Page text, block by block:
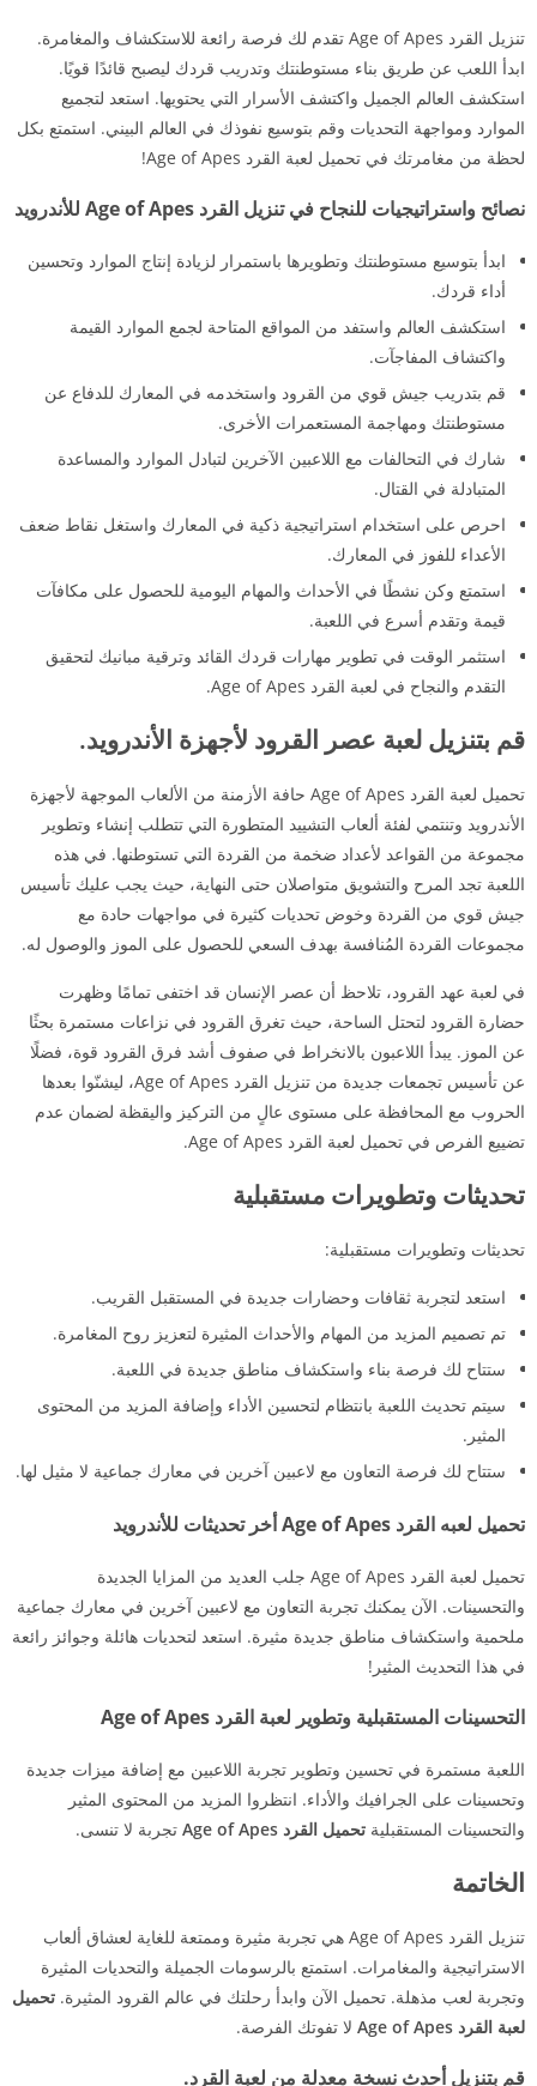
تنزيل القرد Age of Apes تقدم لك فرصة رائعة للاستكشاف والمغامرة.
ابدأ اللعب عن طريق بناء مستوطنتك وتدريب قردك ليصبح قائدًا قويًا.
استكشف العالم الجميل واكتشف الأسرار التي يحتويها. استعد لتجميع
الموارد ومواجهة التحديات وقم بتوسيع نفوذك في العالم البيني. استمتع بكل
لحظة من مغامرتك في تحميل لعبة القرد Age of Apes!
نصائح واستراتيجيات للنجاح في تنزيل القرد Age of Apes للأندرويد
ابدأ بتوسيع مستوطنتك وتطويرها باستمرار لزيادة إنتاج الموارد وتحسين
أداء قردك.
استكشف العالم واستفد من المواقع المتاحة لجمع الموارد القيمة
واكتشاف المفاجآت.
قم بتدريب جيش قوي من القرود واستخدمه في المعارك للدفاع عن
مستوطنتك ومهاجمة المستعمرات الأخرى.
شارك في التحالفات مع اللاعبين الآخرين لتبادل الموارد والمساعدة
المتبادلة في القتال.
احرص على استخدام استراتيجية ذكية في المعارك واستغل نقاط ضعف
الأعداء للفوز في المعارك.
استمتع وكن نشطًا في الأحداث والمهام اليومية للحصول على مكافآت
قيمة وتقدم أسرع في اللعبة.
استثمر الوقت في تطوير مهارات قردك القائد وترقية مبانيك لتحقيق
التقدم والنجاح في لعبة القرد Age of Apes.
قم بتنزيل لعبة عصر القرود لأجهزة الأندرويد.
تحميل لعبة القرد Age of Apes حافة الأزمنة من الألعاب الموجهة لأجهزة
الأندرويد وتنتمي لفئة ألعاب التشييد المتطورة التي تتطلب إنشاء وتطوير
مجموعة من القواعد لأعداد ضخمة من القردة التي تستوطنها. في هذه
اللعبة تجد المرح والتشويق متواصلان حتى النهاية، حيث يجب عليك تأسيس
جيش قوي من القردة وخوض تحديات كثيرة في مواجهات حادة مع
مجموعات القردة المُنافسة بهدف السعي للحصول على الموز والوصول له.
في لعبة عهد القرود، تلاحظ أن عصر الإنسان قد اختفى تمامًا وظهرت
حضارة القرود لتحتل الساحة، حيث تغرق القرود في نزاعات مستمرة بحثًا
عن الموز. يبدأ اللاعبون بالانخراط في صفوف أشد فرق القرود قوة، فضلًا
عن تأسيس تجمعات جديدة من تنزيل القرد Age of Apes، ليشنّوا بعدها
الحروب مع المحافظة على مستوى عالٍ من التركيز واليقظة لضمان عدم
تضييع الفرص في تحميل لعبة القرد Age of Apes.
تحديثات وتطويرات مستقبلية
تحديثات وتطويرات مستقبلية:
استعد لتجربة ثقافات وحضارات جديدة في المستقبل القريب.
تم تصميم المزيد من المهام والأحداث المثيرة لتعزيز روح المغامرة.
ستتاح لك فرصة بناء واستكشاف مناطق جديدة في اللعبة.
سيتم تحديث اللعبة بانتظام لتحسين الأداء وإضافة المزيد من المحتوى
المثير.
ستتاح لك فرصة التعاون مع لاعبين آخرين في معارك جماعية لا مثيل لها.
تحميل لعبه القرد Age of Apes أخر تحديثات للأندرويد
تحميل لعبة القرد Age of Apes جلب العديد من المزايا الجديدة
والتحسينات. الآن يمكنك تجربة التعاون مع لاعبين آخرين في معارك جماعية
ملحمية واستكشاف مناطق جديدة مثيرة. استعد لتحديات هائلة وجوائز رائعة
في هذا التحديث المثير!
التحسينات المستقبلية وتطوير لعبة القرد Age of Apes
اللعبة مستمرة في تحسين وتطوير تجربة اللاعبين مع إضافة ميزات جديدة
وتحسينات على الجرافيك والأداء. انتظروا المزيد من المحتوى المثير
والتحسينات المستقبلية تحميل القرد Age of Apes تجربة لا تنسى.
الخاتمة
تنزيل القرد Age of Apes هي تجربة مثيرة وممتعة للغاية لعشاق ألعاب
الاستراتيجية والمغامرات. استمتع بالرسومات الجميلة والتحديات المثيرة
وتجربة لعب مذهلة. تحميل الآن وابدأ رحلتك في عالم القرود المثيرة. تحميل
لعبة القرد Age of Apes
لا تفوتك الفرصة.
قم بتنزيل أحدث نسخة معدلة من لعبة القرد.